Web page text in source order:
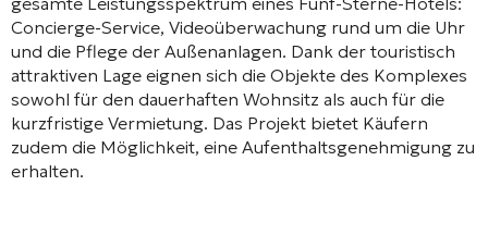
Concierge-Service, Videoüberwachung rund um die Uhr
und die Pflege der Außenanlagen. Dank der touristisch
attraktiven Lage eignen sich die Objekte des Komplexes
sowohl für den dauerhaften Wohnsitz als auch für die
kurzfristige Vermietung. Das Projekt bietet Käufern
zudem die Möglichkeit, eine Aufenthaltsgenehmigung zu
erhalten.